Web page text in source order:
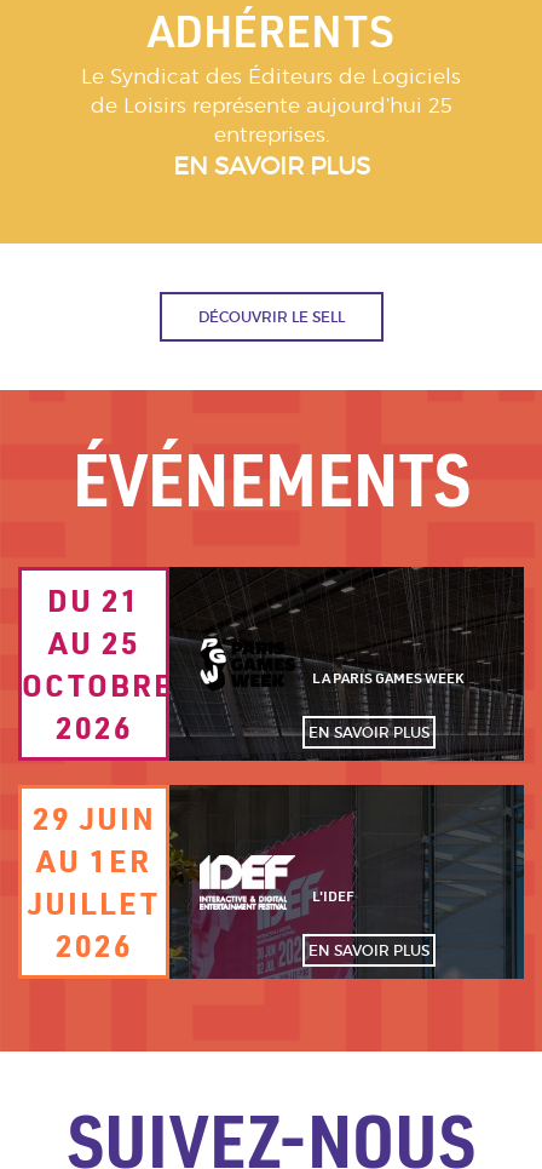
ADHÉRENTS
Le Syndicat des Éditeurs de Logiciels
de Loisirs représente aujourd’hui 25
entreprises.
EN SAVOIR PLUS
DÉCOUVRIR LE SELL
ÉVÉNEMENTS
TEXTE
DATE
PERSONNALISÉ
DU 21
AU 25
OCTOBRE
2026
Logo
LA PARIS GAMES WEEK
EN SAVOIR PLUS
fond
TEXTE
DATE
PERSONNALISÉ
29 JUIN
AU 1ER
JUILLET
2026
Logo
L'IDEF
EN SAVOIR PLUS
de
fond
SUIVEZ-NOUS